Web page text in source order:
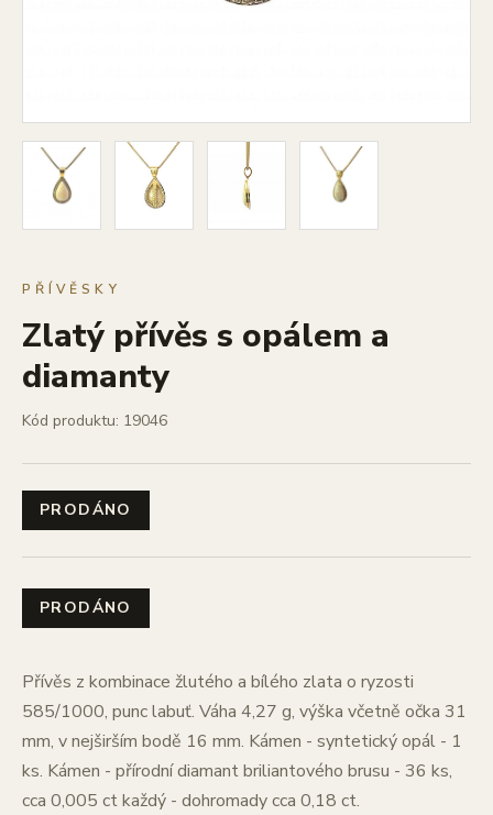
PŘÍVĚSKY
Zlatý přívěs s opálem a
diamanty
Kód produktu: 19046
PRODÁNO
PRODÁNO
Přívěs z kombinace žlutého a bílého zlata o ryzosti
585/1000, punc labuť. Váha 4,27 g, výška včetně očka 31
mm, v nejširším bodě 16 mm. Kámen - syntetický opál - 1
ks. Kámen - přírodní diamant briliantového brusu - 36 ks,
cca 0,005 ct každý - dohromady cca 0,18 ct.